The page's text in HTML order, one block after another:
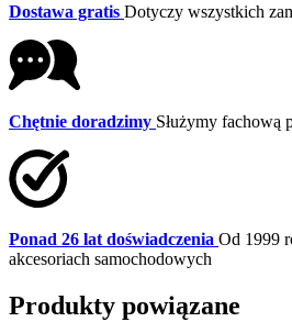
Dostawa gratis Dotyczy wszystkich
Chętnie doradzimy Służymy fachową
Ponad 26 lat doświadczenia Od 1999
akcesoriach samochodowych
Produkty powiązane